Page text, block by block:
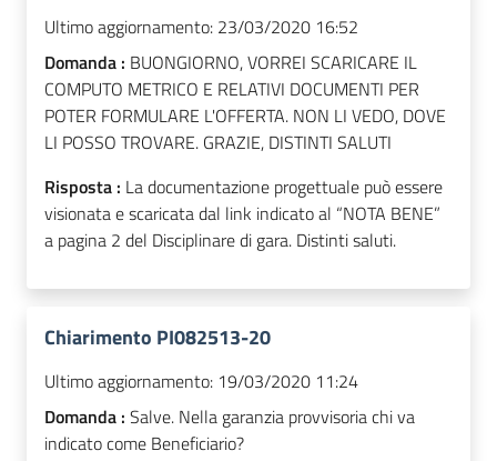
Ultimo aggiornamento: 23/03/2020 16:52
Domanda : BUONGIORNO, VORREI SCARICARE IL
COMPUTO METRICO E RELATIVI DOCUMENTI PER
POTER FORMULARE L'OFFERTA. NON LI VEDO, DOVE
LI POSSO TROVARE. GRAZIE, DISTINTI SALUTI
Risposta : La documentazione progettuale può essere
visionata e scaricata dal link indicato al “NOTA BENE”
a pagina 2 del Disciplinare di gara. Distinti saluti.
Chiarimento PI082513-20
Ultimo aggiornamento: 19/03/2020 11:24
Domanda : Salve. Nella garanzia provvisoria chi va
indicato come Beneficiario?